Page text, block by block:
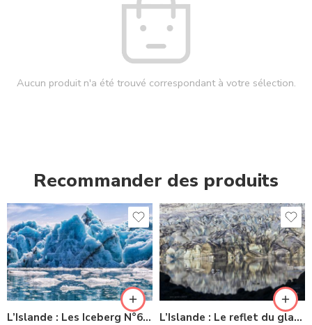
Aucun produit n'a été trouvé correspondant à votre sélection.
Recommander des produits
L’Islande : Les Iceberg N°63 IS
L’Islande : Le reflet du glacier -N° 22 IS